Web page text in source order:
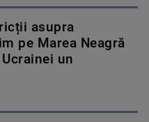
asupra
pe Marea Neagră
un